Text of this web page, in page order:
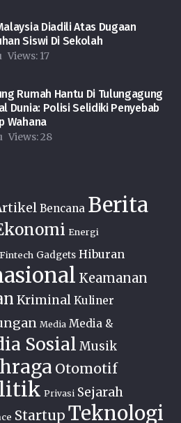
Diadili Atas Dugaan
Siswi Di Sekolah
Views: 17
Rumah Hantu Di Tulungagung
Dunia: Polisi Selidiki Penyebab
Wahana
Views:28
Bencana Berita
Energi
Fintech Gadgets Hiburan
Keamanan
Kriminal Kuliner
Media Media &
Sosial Musik
Otomotif
Privasi Sejarah
Startup Teknologi